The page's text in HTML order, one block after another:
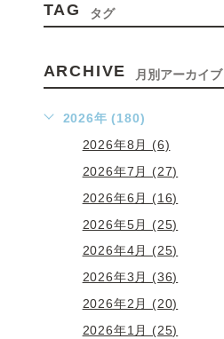
TAG タグ
ARCHIVE 月別アーカイブ
2026年 (180)
2026年8月 (6)
2026年7月 (27)
2026年6月 (16)
2026年5月 (25)
2026年4月 (25)
2026年3月 (36)
2026年2月 (20)
2026年1月 (25)